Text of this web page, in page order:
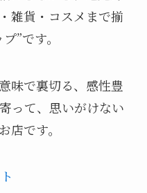
雑貨・コスメまで揃
”です。
味で裏切る、感性豊
って、思いがけない
店です。